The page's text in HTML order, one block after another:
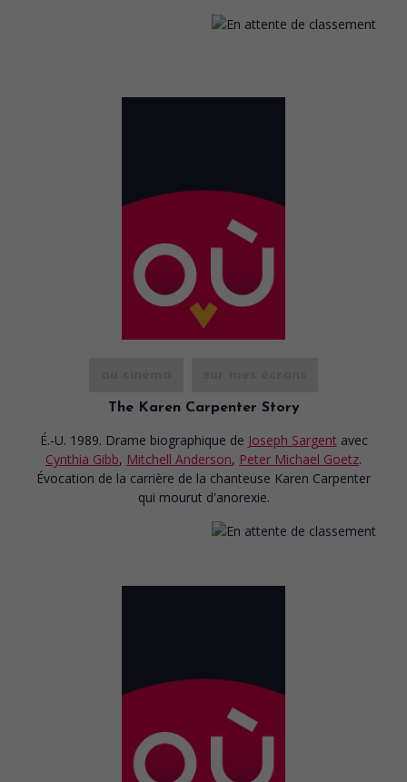
The Karen Carpenter Story
É.-U. 1989. Drame biographique de Joseph Sargent avec
Cynthia Gibb, Mitchell Anderson, Peter Michael Goetz.
Évocation de la carrière de la chanteuse Karen Carpenter
qui mourut d'anorexie.